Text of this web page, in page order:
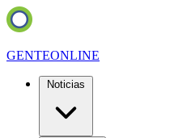
GENTEONLINE
Noticias